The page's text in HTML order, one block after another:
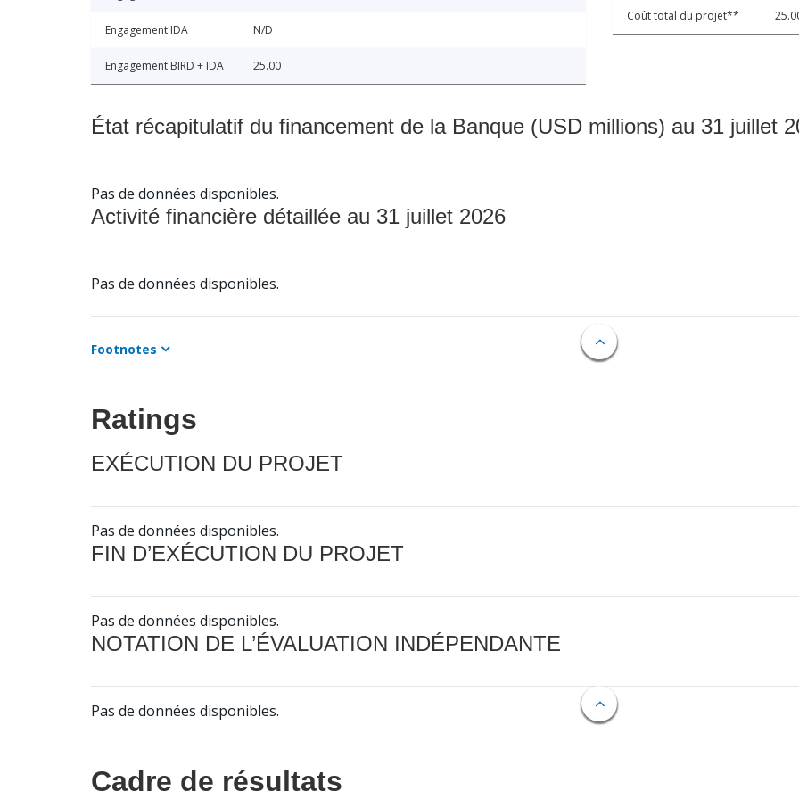
Engagement IDA N/D
Engagement BIRD + IDA 25.00
Coût total du projet**
État récapitulatif du financement de la Banque (USD millions) au 31 juillet
Pas de données disponibles.
Activité financière détaillée au 31 juillet 2026
Pas de données disponibles.
Footnotes
Ratings
EXÉCUTION DU PROJET
Pas de données disponibles.
FIN D’EXÉCUTION DU PROJET
Pas de données disponibles.
NOTATION DE L’ÉVALUATION INDÉPENDANTE
Pas de données disponibles.
Cadre de résultats